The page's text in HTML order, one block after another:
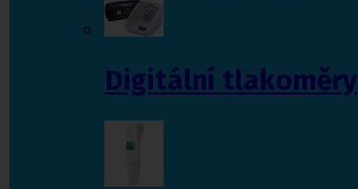
Digitální tlakoměry